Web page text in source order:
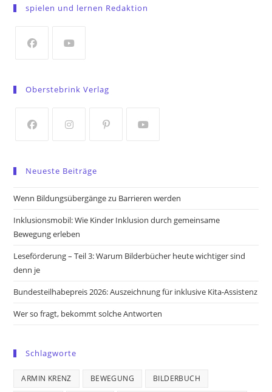
a
tab
spielen und lernen Redaktion
a
tab
tab
Oberstebrink Verlag
a
new
new
a
new
new
Neueste Beiträge
Wenn Bildungsübergänge zu Barrieren werden
Inklusionsmobil: Wie Kinder Inklusion durch gemeinsame
Bewegung erleben
Leseförderung – Teil 3: Warum Bilderbücher heute wichtiger sind
denn je
Bundesteilhabepreis 2026: Auszeichnung für inklusive Kita-Assistenz
Wer so fragt, bekommt solche Antworten
Schlagworte
ARMIN KRENZ BEWEGUNG BILDERBUCH